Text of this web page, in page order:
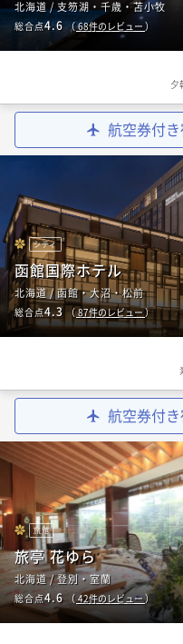
北海道 / 支笏湖・千歳・苫小牧
総合点4.6（68件のレビュー ）
夕
航空券付
シティ
函館国際ホテル
北海道 / 函館・大沼・松前
総合点4.3 （87件のレビュー）
航空券付
旅館
旅亭 花ゆら
北海道 / 登別・室蘭
総合点4.6（ 42件のレビュー）